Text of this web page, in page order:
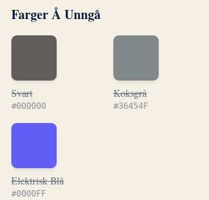
Farger Å Unngå
Svart
#000000
Koksgrå
#36454F
Elektrisk Blå
#0000FF